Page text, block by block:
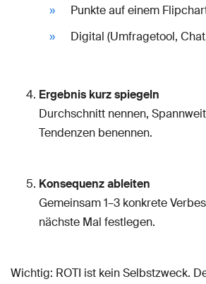
Punkte auf einem
Digital (Umfragetool,
Ergebnis kurz spiegeln
Durchschnitt nennen,
Tendenzen benennen.
Konsequenz ableiten
Gemeinsam 1–3 konkrete
nächste Mal festlegen.
Wichtig: ROTI ist kein Selbstzweck.